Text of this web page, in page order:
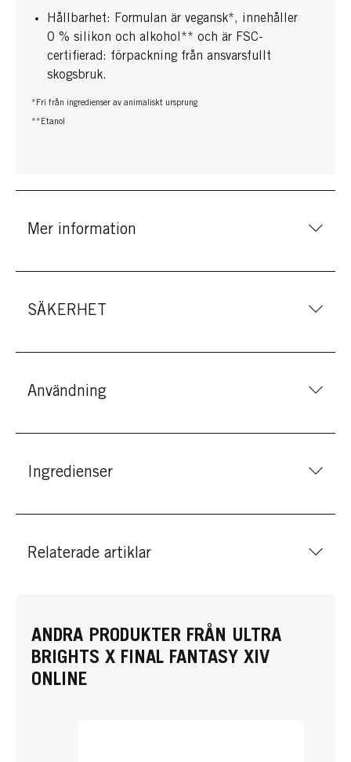
Hållbarhet: Formulan är vegansk*, innehåller
0 % silikon och alkohol** och är FSC-
certifierad: förpackning från ansvarsfullt
skogsbruk.
*Fri från ingredienser av animaliskt ursprung
**Etanol
Mer information
SÄKERHET
Användning
Ingredienser
Relaterade artiklar
ANDRA PRODUKTER FRÅN ULTRA
BRIGHTS X FINAL FANTASY XIV
ONLINE